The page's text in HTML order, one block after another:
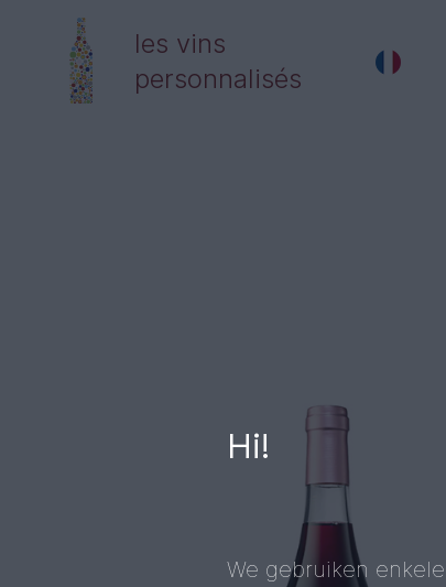
les vins
personnalisés
Hi!
We gebruiken